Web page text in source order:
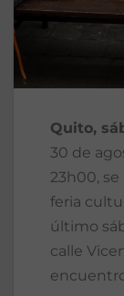
Quito,
30 de
23h00,
feria
último
calle